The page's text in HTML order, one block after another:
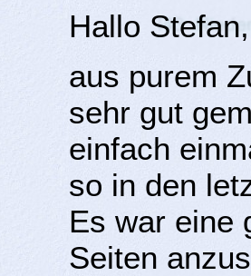
Hallo
aus purem
sehr gut
einfach
so in den
Es war eine
Seiten